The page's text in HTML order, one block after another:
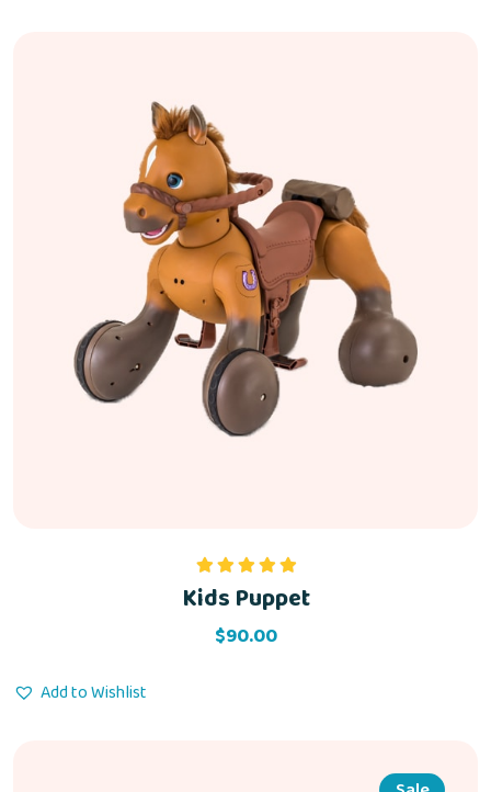
Rated
out of 5
Kids Puppet
$90.00
Add to Wishlist